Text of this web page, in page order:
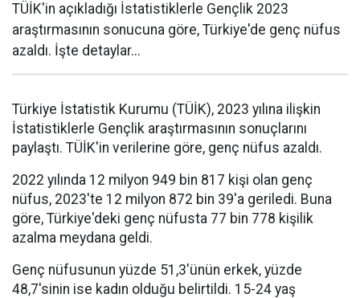
TÜİK'in açıkladığı İstatistiklerle Gençlik 2023
araştırmasının sonucuna göre, Türkiye'de genç nüfus
azaldı. İşte detaylar...
Türkiye İstatistik Kurumu (TÜİK), 2023 yılına ilişkin
İstatistiklerle Gençlik araştırmasının sonuçlarını
paylaştı. TÜİK'in verilerine göre, genç nüfus azaldı.
2022 yılında 12 milyon 949 bin 817 kişi olan genç
nüfus, 2023'te 12 milyon 872 bin 39'a geriledi. Buna
göre, Türkiye'deki genç nüfusta 77 bin 778 kişilik
azalma meydana geldi.
Genç nüfusunun yüzde 51,3'ünün erkek, yüzde
48,7'sinin ise kadın olduğu belirtildi. 15-24 yaş